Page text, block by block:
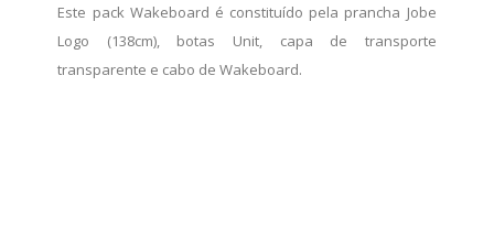
Este pack Wakeboard é constituído pela prancha Jobe
Logo (138cm), botas Unit, capa de transporte
transparente e cabo de Wakeboard.